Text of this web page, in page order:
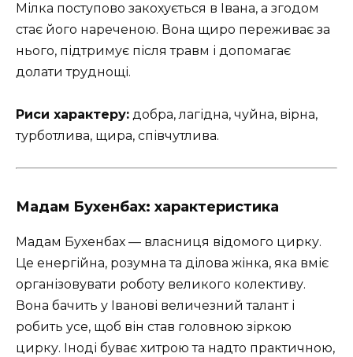
Мілка поступово закохується в Івана, а згодом
стає його нареченою. Вона щиро переживає за
нього, підтримує після травм і допомагає
долати труднощі.
Риси характеру: добра, лагідна, чуйна, вірна,
турботлива, щира, співчутлива.
Мадам Бухенбах: характеристика
Мадам Бухенбах — власниця відомого цирку.
Це енергійна, розумна та ділова жінка, яка вміє
організовувати роботу великого колективу.
Вона бачить у Іванові величезний талант і
робить усе, щоб він став головною зіркою
цирку. Іноді буває хитрою та надто практичною,